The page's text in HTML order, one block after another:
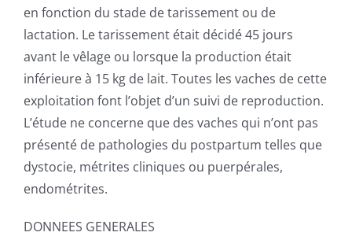
en fonction du stade de tarissement ou de
lactation. Le tarissement était décidé 45 jours
avant le vêlage ou lorsque la production était
inférieure à 15 kg de lait. Toutes les vaches de cette
exploitation font l’objet d’un suivi de reproduction.
L’étude ne concerne que des vaches qui n’ont pas
présenté de pathologies du postpartum telles que
dystocie, métrites cliniques ou puerpérales,
endométrites.
DONNEES GENERALES